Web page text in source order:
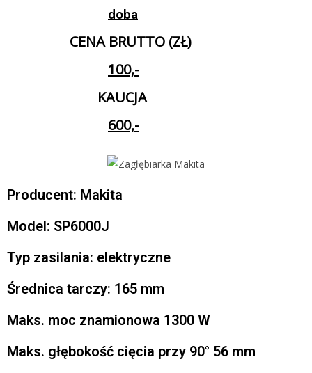
doba
CENA BRUTTO (ZŁ)
100,-
KAUCJA
600,-
Producent: Makita
Model: SP6000J
Typ zasilania: elektryczne
Średnica tarczy: 165 mm
Maks. moc znamionowa 1300 W
Maks. głębokość cięcia przy 90° 56 mm